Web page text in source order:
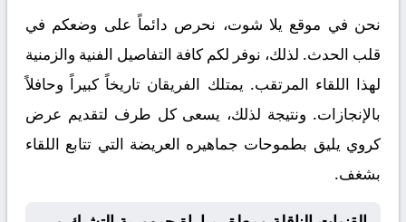
نحن في موقع يلا شوت، نحرص دائماً على وضعكم في
قلب الحدث. لذلك، نوفر لكم كافة التفاصيل الفنية والزمنية
لهذا اللقاء المرتقب. يمتلك الفريقان تاريخاً كبيراً وحافلاً
بالإنجازات. ونتيجة لذلك، يسعى كل طرف لتقديم عرض
كروي يليق بطموحات جماهيره العريضة التي تتابع اللقاء
بشغف.